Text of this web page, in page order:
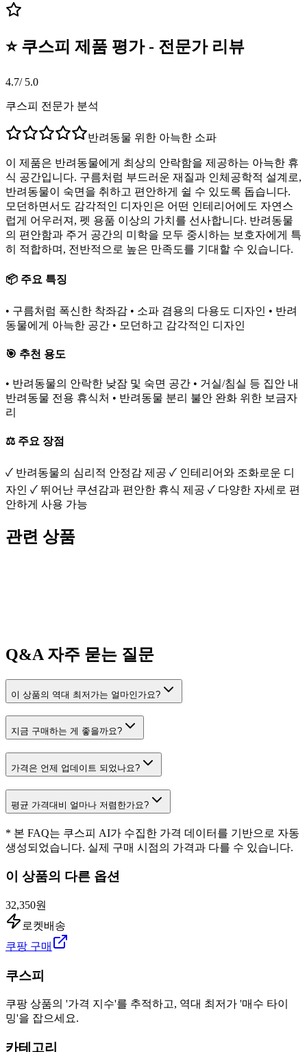
⭐ 쿠스피 제품 평가 - 전문가 리뷰
4.7/ 5.0
쿠스피 전문가 분석
반려동물 위한 아늑한 소파
이 제품은 반려동물에게 최상의 안락함을 제공하는 아늑한 휴
식 공간입니다. 구름처럼 부드러운 재질과 인체공학적 설계로,
반려동물이 숙면을 취하고 편안하게 쉴 수 있도록 돕습니다.
모던하면서도 감각적인 디자인은 어떤 인테리어에도 자연스
럽게 어우러져, 펫 용품 이상의 가치를 선사합니다. 반려동물
의 편안함과 주거 공간의 미학을 모두 중시하는 보호자에게 특
히 적합하며, 전반적으로 높은 만족도를 기대할 수 있습니다.
📦 주요 특징
• 구름처럼 폭신한 착좌감 • 소파 겸용의 다용도 디자인 • 반려
동물에게 아늑한 공간 • 모던하고 감각적인 디자인
🎯 추천 용도
• 반려동물의 안락한 낮잠 및 숙면 공간 • 거실/침실 등 집안 내
반려동물 전용 휴식처 • 반려동물 분리 불안 완화 위한 보금자
리
⚖️ 주요 장점
✓ 반려동물의 심리적 안정감 제공 ✓ 인테리어와 조화로운 디
자인 ✓ 뛰어난 쿠션감과 편안한 휴식 제공 ✓ 다양한 자세로 편
안하게 사용 가능
관련 상품
Q&A 자주 묻는 질문
이 상품의 역대 최저가는 얼마인가요?
지금 구매하는 게 좋을까요?
가격은 언제 업데이트 되었나요?
평균 가격대비 얼마나 저렴한가요?
* 본 FAQ는 쿠스피 AI가 수집한 가격 데이터를 기반으로 자동
생성되었습니다. 실제 구매 시점의 가격과 다를 수 있습니다.
이 상품의 다른 옵션
32,350원
로켓배송
쿠팡 구매
쿠스피
쿠팡 상품의 '가격 지수'를 추적하고, 역대 최저가 '매수 타이
밍'을 잡으세요.
카테고리